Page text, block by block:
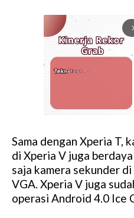
arrow_forward_ios
Sama dengan Xperia T,
di Xperia V juga
saja kamera sekunder
VGA. Xperia V juga
operasi Android 4.0 Ice